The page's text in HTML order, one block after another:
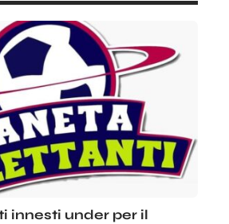
innesti under per il